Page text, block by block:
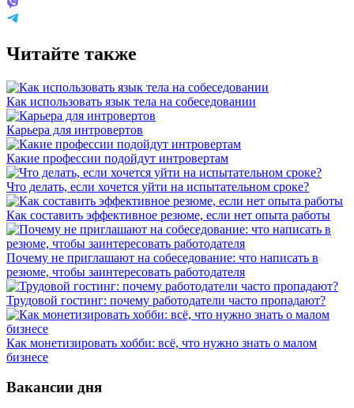
Читайте также
Как использовать язык тела на собеседовании
Карьера для интровертов
Какие профессии подойдут интровертам
Что делать, если хочется уйти на испытательном сроке?
Как составить эффективное резюме, если нет опыта работы
Почему не приглашают на собеседование: что написать в
резюме, чтобы заинтересовать работодателя
Трудовой гостинг: почему работодатели часто пропадают?
Как монетизировать хобби: всё, что нужно знать о малом
бизнесе
Вакансии дня